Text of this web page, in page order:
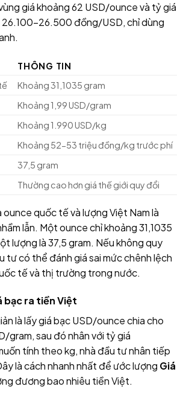
giá khoảng 62 USD/ounce và tỷ giá
26.100-26.500 đồng/USD, chỉ dùng
THÔNG TIN
Khoảng 31,1035 gram
Khoảng 1,99 USD/gram
Khoảng 1.990 USD/kg
Khoảng 52-53 triệu đồng/kg trước phí
37,5 gram
Thường cao hơn giá thế giới quy đổi
quốc tế và lượng Việt Nam là
lẫn. Một ounce chỉ khoảng 31,1035
lượng là 37,5 gram. Nếu không quy
tư có thể đánh giá sai mức chênh lệch
tế và thị trường trong nước.
bạc ra tiền Việt
là lấy giá bạc USD/ounce chia cho
gram, sau đó nhân với tỷ giá
tính theo kg, nhà đầu tư nhân tiếp
là cách nhanh nhất để ước lượng Giá
đương bao nhiêu tiền Việt.